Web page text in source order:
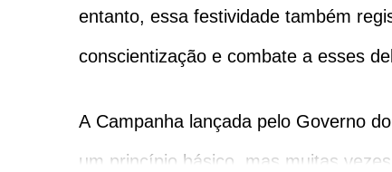
entanto, essa festividade também
conscientização e combate a esses
A Campanha lançada pelo Governo
um princípio básico, mas muitas